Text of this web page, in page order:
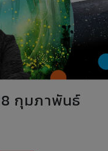
กุมภาพันธ์